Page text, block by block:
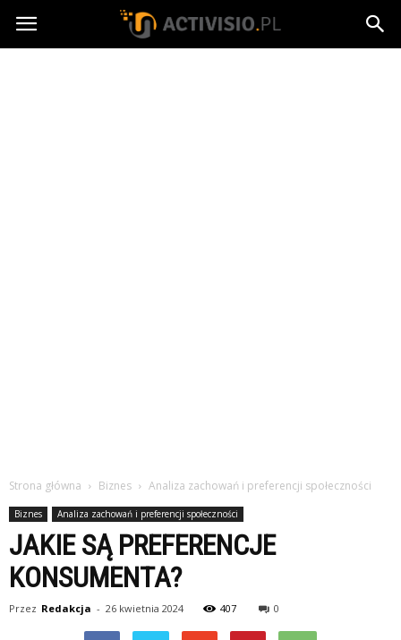
Activisio.pl
Strona główna Biznes Analiza zachowań i preferencji społeczności
Biznes Analiza zachowań i preferencji społeczności
JAKIE SĄ PREFERENCJE
KONSUMENTA?
Przez Redakcja - 26 kwietnia 2024 407 0